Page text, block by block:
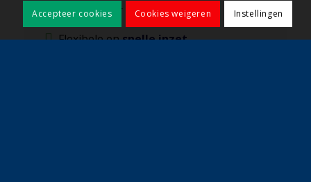
Ruim 30 jaar
ervaring
Flexibele ensnelle inzet
Accepteer cookies
Cookies weigeren Instellingen